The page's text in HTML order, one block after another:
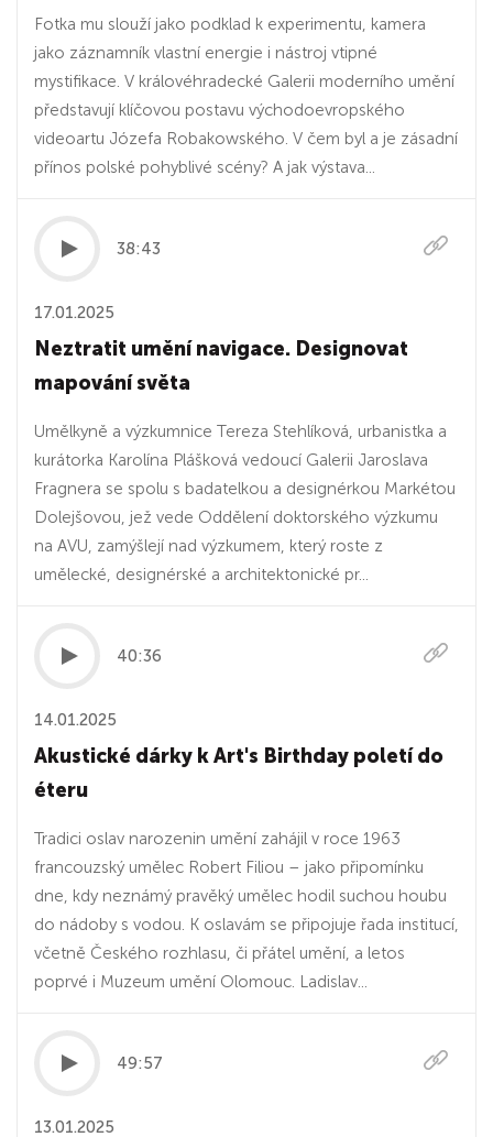
Fotka mu slouží jako podklad k experimentu, kamera
jako záznamník vlastní energie i nástroj vtipné
mystifikace. V královéhradecké Galerii moderního umění
představují klíčovou postavu východoevropského
videoartu Józefa Robakowského. V čem byl a je zásadní
přínos polské pohyblivé scény? A jak výstava...
38:43
17.01.2025
Neztratit umění navigace. Designovat
mapování světa
Umělkyně a výzkumnice Tereza Stehlíková, urbanistka a
kurátorka Karolína Plášková vedoucí Galerii Jaroslava
Fragnera se spolu s badatelkou a designérkou Markétou
Dolejšovou, jež vede Oddělení doktorského výzkumu
na AVU, zamýšlejí nad výzkumem, který roste z
umělecké, designérské a architektonické pr...
40:36
14.01.2025
Akustické dárky k Art's Birthday poletí do
éteru
Tradici oslav narozenin umění zahájil v roce 1963
francouzský umělec Robert Filiou – jako připomínku
dne, kdy neznámý pravěký umělec hodil suchou houbu
do nádoby s vodou. K oslavám se připojuje řada institucí,
včetně Českého rozhlasu, či přátel umění, a letos
poprvé i Muzeum umění Olomouc. Ladislav...
49:57
13.01.2025